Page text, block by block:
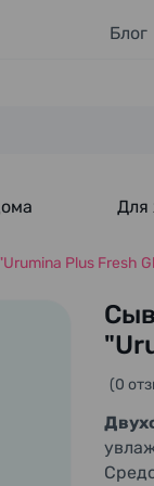
Блог
Plus Fresh
(0